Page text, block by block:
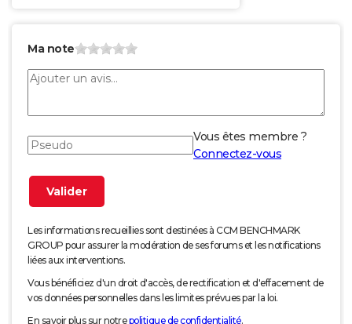
Ma note
Vous êtes membre ?
Connectez-vous
Les informations recueillies sont destinées à CCM BENCHMARK
GROUP pour assurer la modération de ses forums et les notifications
liées aux interventions.
Vous bénéficiez d'un droit d'accès, de rectification et d'effacement de
vos données personnelles dans les limites prévues par la loi.
En savoir plus sur notrepolitique de confidentialité.